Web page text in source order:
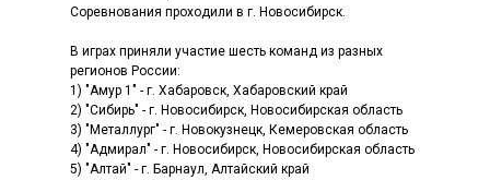
Соревнования проходили в г. Новосибирск.
В играх приняли участие шесть команд из разных
регионов России:
1) "Амур 1" - г. Хабаровск, Хабаровский край
2) "Сибирь" - г. Новосибирск, Новосибирская область
3) "Металлург" - г. Новокузнецк, Кемеровская область
4) "Адмирал" - г. Новосибирск, Новосибирская область
5) "Алтай" - г. Барнаул, Алтайский край